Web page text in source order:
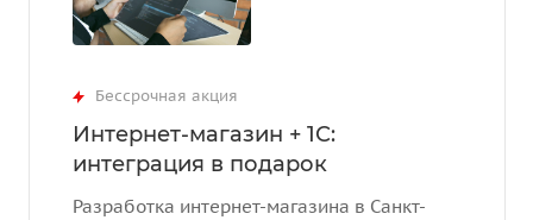
Бессрочная акция
Интернет-магазин + 1С:
интеграция в подарок
Разработка интернет-магазина в Санкт-